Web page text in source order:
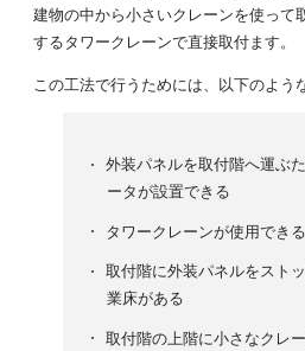
建物の中から小さいクレーンを使って
するタワークレーンで直接取付ます。
この工法で行うためには、以下のよう
外装パネルを取付階へ運ぶ
ータが設置できる
タワークレーンが使用できる
取付階に外装パネルをスト
業床がある
取付階の上階に小さなクレ